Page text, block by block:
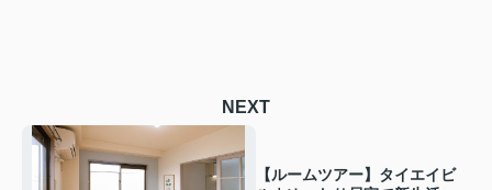
NEXT
【ルームツアー】タイエイビ